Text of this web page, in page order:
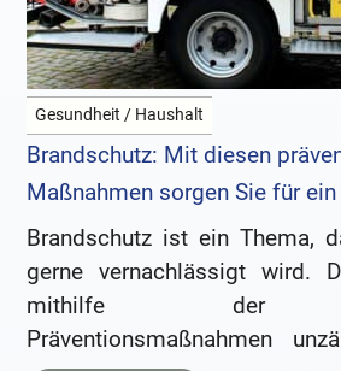
Gesundheit / Haushalt
Brandschutz: Mit diesen
Maßnahmen sorgen Sie für
Brandschutz ist ein Thema,
gerne vernachlässigt wird.
mithilfe der
Präventionsmaßnahmen